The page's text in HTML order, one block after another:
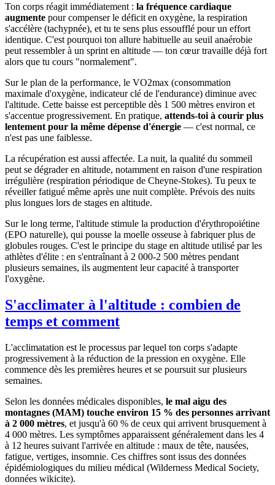
Ton corps réagit immédiatement : la fréquence cardiaque
augmente pour compenser le déficit en oxygène, la respiration
s'accélère (tachypnée), et tu te sens plus essoufflé pour un effort
identique. C'est pourquoi ton allure habituelle au seuil anaérobie
peut ressembler à un sprint en altitude — ton cœur travaille déjà fort
alors que tu cours "normalement".
Sur le plan de la performance, le VO2max (consommation
maximale d'oxygène, indicateur clé de l'endurance) diminue avec
l'altitude. Cette baisse est perceptible dès 1 500 mètres environ et
s'accentue progressivement. En pratique, attends-toi à courir plus
lentement pour la même dépense d'énergie — c'est normal, ce
n'est pas une faiblesse.
La récupération est aussi affectée. La nuit, la qualité du sommeil
peut se dégrader en altitude, notamment en raison d'une respiration
irrégulière (respiration périodique de Cheyne-Stokes). Tu peux te
réveiller fatigué même après une nuit complète. Prévois des nuits
plus longues lors de stages en altitude.
Sur le long terme, l'altitude stimule la production d'érythropoïétine
(EPO naturelle), qui pousse la moelle osseuse à fabriquer plus de
globules rouges. C'est le principe du stage en altitude utilisé par les
athlètes d'élite : en s'entraînant à 2 000-2 500 mètres pendant
plusieurs semaines, ils augmentent leur capacité à transporter
l'oxygène.
S'acclimater à l'altitude : combien de
temps et comment
L'acclimatation est le processus par lequel ton corps s'adapte
progressivement à la réduction de la pression en oxygène. Elle
commence dès les premières heures et se poursuit sur plusieurs
semaines.
Selon les données médicales disponibles, le mal aigu des
montagnes (MAM) touche environ 15 % des personnes arrivant
à 2 000 mètres, et jusqu'à 60 % de ceux qui arrivent brusquement à
4 000 mètres. Les symptômes apparaissent généralement dans les 4
à 12 heures suivant l'arrivée en altitude : maux de tête, nausées,
fatigue, vertiges, insomnie. Ces chiffres sont issus des données
épidémiologiques du milieu médical (Wilderness Medical Society,
données wikicite).